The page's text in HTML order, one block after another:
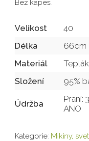
Bez kapes.
Velikost
40
Délka
66cm
Materiál
Složení
95%
Údržba
Praní:
ANO
Kategorie: Mikiny,